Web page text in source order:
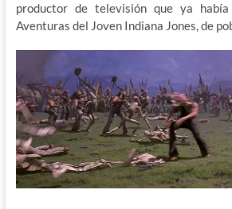
productor de televisión que ya
Aventuras del Joven Indiana Jones, de